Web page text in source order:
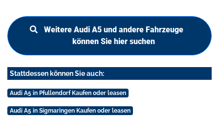
Weitere Audi A5 und andere Fahrzeuge
können Sie hier suchen
Stattdessen können Sie auch:
Audi A5 in Pfullendorf Kaufen oder leasen
Audi A5 in Sigmaringen Kaufen oder leasen